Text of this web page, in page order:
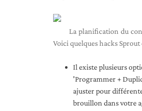
La planification du
Voici quelques hacks
Il existe plusieurs
'Programmer +
ajuster pour
brouillon dans votre